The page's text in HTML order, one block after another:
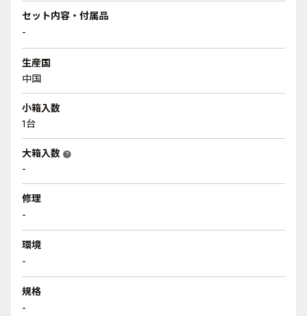
セット内容・付属品
-
生産国
中国
小箱入数
1台
大箱入数 help
-
修理
-
環境
-
規格
-